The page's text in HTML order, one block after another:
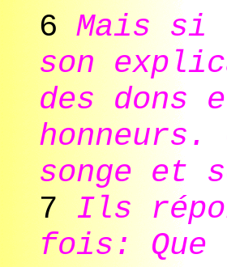
6 Mais si
son
des dons
songe et
7 Ils
fois: